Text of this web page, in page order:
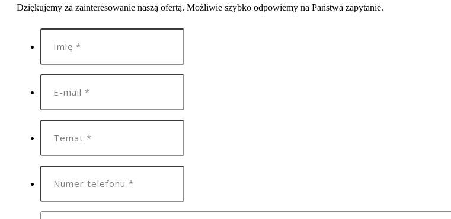
Dziękujemy za zainteresowanie naszą ofertą. Możliwie szybko odpowiemy na Państwa zapytanie.